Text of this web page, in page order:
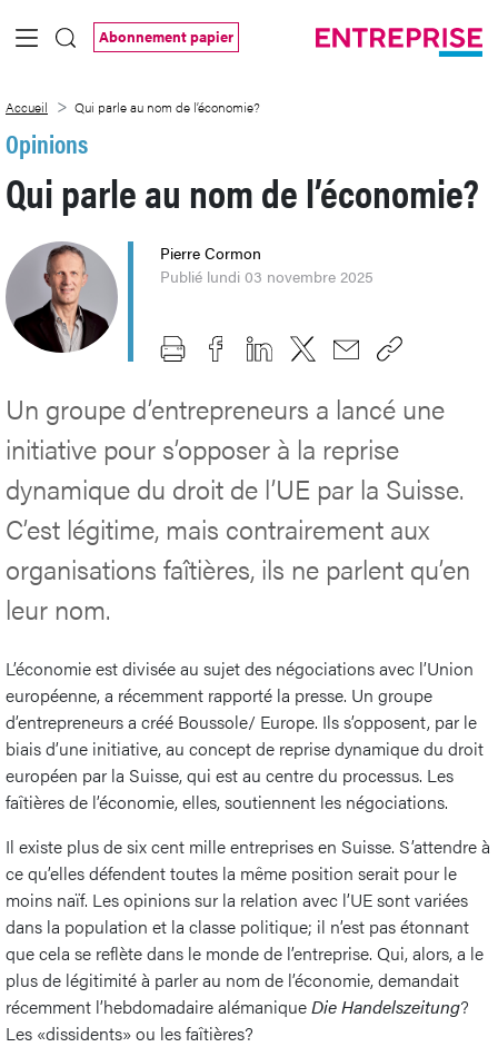
Saut au contenu principal
Abonnement papier
Accueil Qui parle au nom de l’économie?
Opinions
Qui parle au nom de l’économie?
Pierre Cormon
Publié lundi 03 novembre 2025
Un groupe d’entrepreneurs a lancé une
initiative pour s’opposer à la reprise
dynamique du droit de l’UE par la Suisse.
C’est légitime, mais contrairement aux
organisations faîtières, ils ne parlent qu’en
leur nom.
L’économie est divisée au sujet des négociations avec l’Union
européenne, a récemment rapporté la presse. Un groupe
d’entrepreneurs a créé Boussole/ Europe. Ils s’opposent, par le
biais d’une initiative, au concept de reprise dynamique du droit
européen par la Suisse, qui est au centre du processus. Les
faîtières de l’économie, elles, soutiennent les négociations.
Il existe plus de six cent mille entreprises en Suisse. S’attendre à
ce qu’elles défendent toutes la même position serait pour le
moins naïf. Les opinions sur la relation avec l’UE sont variées
dans la population et la classe politique; il n’est pas étonnant
que cela se reflète dans le monde de l’entreprise. Qui, alors, a le
plus de légitimité à parler au nom de l’économie, demandait
récemment l’hebdomadaire alémaniqueDie Handelszeitung?
Les «dissidents» ou les faîtières?